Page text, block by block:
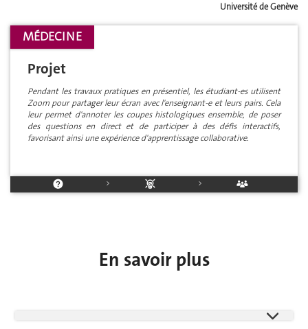
Université de Genève
MÉDECINE
Projet
Pendant les travaux pratiques en présentiel, les étudiant-es utilisent
Zoom pour partager leur écran avec l'enseignant-e et leurs pairs. Cela
leur permet d'annoter les coupes histologiques ensemble, de poser
des questions en direct et de participer à des défis interactifs,
favorisant ainsi une expérience d'apprentissage collaborative.
> >
En savoir plus